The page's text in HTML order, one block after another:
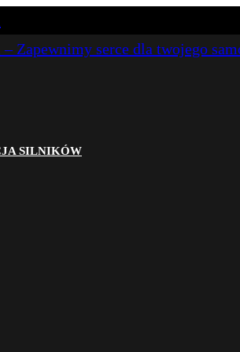
serce dla twojego
na temat naszej działalności.
i dostawczych. Oferujemy
półki.
SILNIKÓW